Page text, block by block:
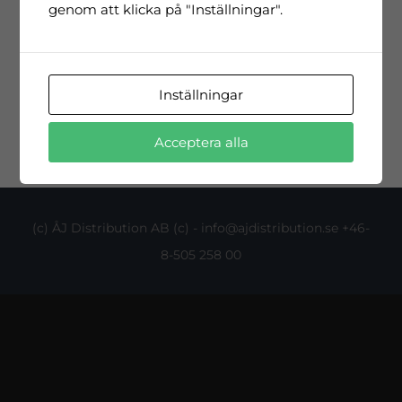
[sp_testimonial id=”3779″]
(c) ÅJ Distribution AB (c) - info@ajdistribution.se +46-
8-505 258 00
genom att klicka på "Inställningar".
Inställningar
Acceptera alla